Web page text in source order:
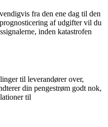
fra den ene dag til den
af udgifter vil du
inden katastrofen
til leverandører over,
din pengestrøm godt nok,
til